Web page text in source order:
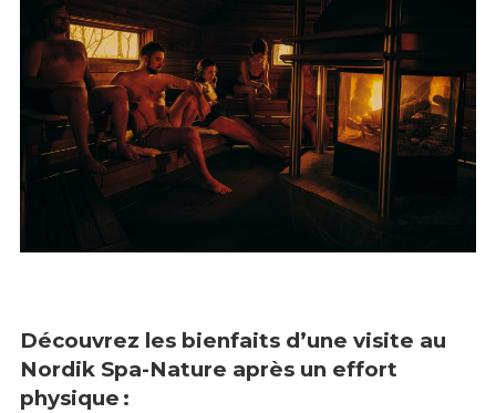
Découvrez les bienfaits d’une visite au
Nordik Spa-Nature après un effort
physique :